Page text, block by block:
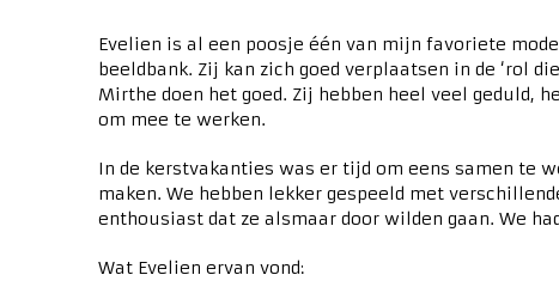
Evelien is al een poosje één van mijn favoriete
beeldbank. Zij kan zich goed verplaatsen in de ‘rol
Mirthe doen het goed. Zij hebben heel veel geduld,
om mee te werken.
In de kerstvakanties was er tijd om eens samen te
maken. We hebben lekker gespeeld met
enthousiast dat ze alsmaar door wilden gaan. We
Wat Evelien ervan vond: